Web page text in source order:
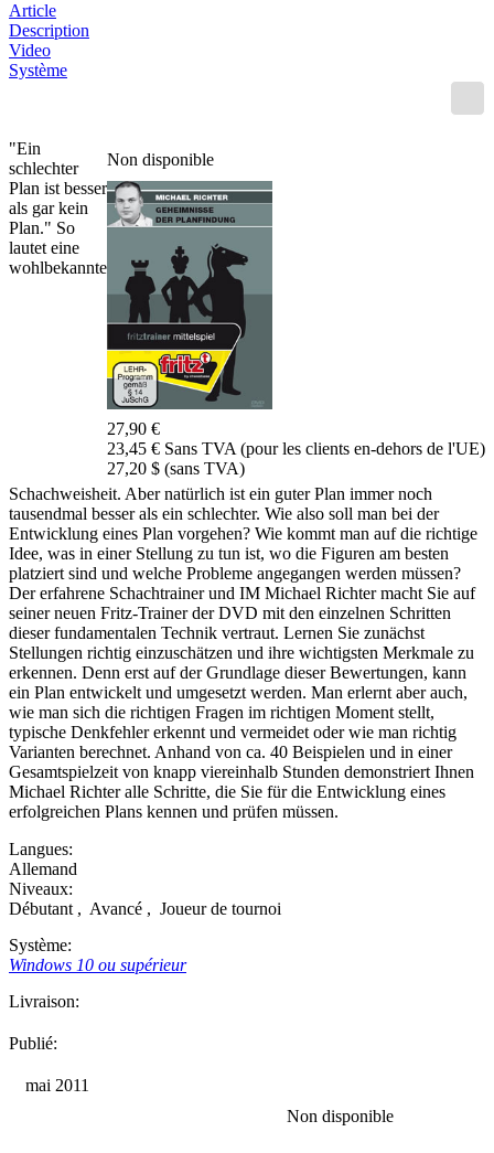
Article
Description
Video
Système
Non disponible
27,90 €
23,45 € Sans TVA (pour les clients en-dehors de l'UE)
27,20 $ (sans TVA)
"Ein
schlechter
Plan ist besser
als gar kein
Plan." So
lautet eine
wohlbekannte
Schachweisheit. Aber natürlich ist ein guter Plan immer noch
tausendmal besser als ein schlechter. Wie also soll man bei der
Entwicklung eines Plan vorgehen? Wie kommt man auf die richtige
Idee, was in einer Stellung zu tun ist, wo die Figuren am besten
platziert sind und welche Probleme angegangen werden müssen?
Der erfahrene Schachtrainer und IM Michael Richter macht Sie auf
seiner neuen Fritz-Trainer der DVD mit den einzelnen Schritten
dieser fundamentalen Technik vertraut. Lernen Sie zunächst
Stellungen richtig einzuschätzen und ihre wichtigsten Merkmale zu
erkennen. Denn erst auf der Grundlage dieser Bewertungen, kann
ein Plan entwickelt und umgesetzt werden. Man erlernt aber auch,
wie man sich die richtigen Fragen im richtigen Moment stellt,
typische Denkfehler erkennt und vermeidet oder wie man richtig
Varianten berechnet. Anhand von ca. 40 Beispielen und in einer
Gesamtspielzeit von knapp viereinhalb Stunden demonstriert Ihnen
Michael Richter alle Schritte, die Sie für die Entwicklung eines
erfolgreichen Plans kennen und prüfen müssen.
Langues:
Allemand
Niveaux:
Débutant , Avancé , Joueur de tournoi
Système:
Windows 10 ou supérieur
Livraison:
Publié:
mai 2011
Non disponible